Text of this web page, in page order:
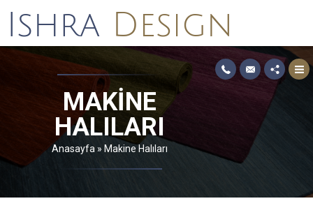
MAKINE
HALILARI
Anasayfa » Makine Halıları